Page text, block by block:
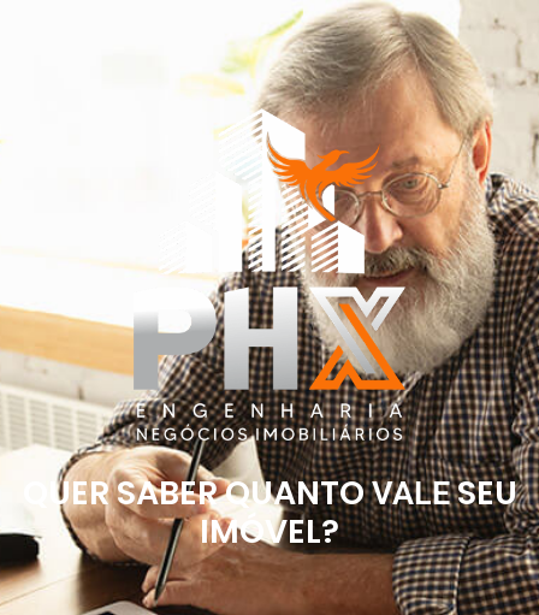
QUER SABER QUANTOVALESEU
IMÓVEL?